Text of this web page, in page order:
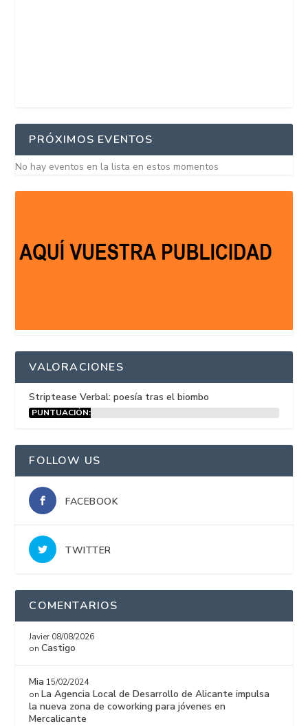
PRÓXIMOS EVENTOS
No hay eventos en la lista en estos momentos
VALORACIONES
Striptease Verbal: poesía tras el biombo
PUNTUACIÓN:
FOLLOW US
FACEBOOK
TWITTER
COMENTARIOS
Javier 08/08/2026
onCastigo
Mia 15/02/2024
on La Agencia Local de Desarrollo de Alicante impulsa
la nueva zona de coworking para jóvenes en
Mercalicante